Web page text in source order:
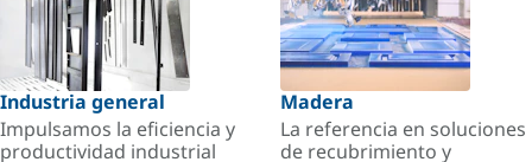
Industria general
Impulsamos la eficiencia y
productividad industrial
Madera
La referencia en soluciones
de recubrimiento y